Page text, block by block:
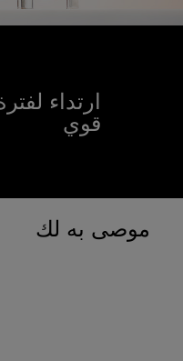
ارتداء
قوي
موصى به لك